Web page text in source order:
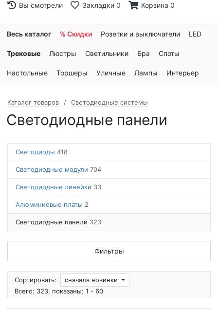
Вы смотрели Закладки 0 Корзина 0
Весь каталог % Скидки Розетки и выключатели LED
Трековые Люстры Светильники Бра Споты
Настольные Торшеры Уличные Лампы Интерьер
Каталог товаров Светодиодные системы
Светодиодные панели
Светодиоды 418
Светодиодные модули 704
Светодиодные линейки 33
Алюминиевые платы 2
Светодиодные панели 323
Фильтры
Сортировать:
сначала новинки
Всего: 323, показаны: 1 - 60